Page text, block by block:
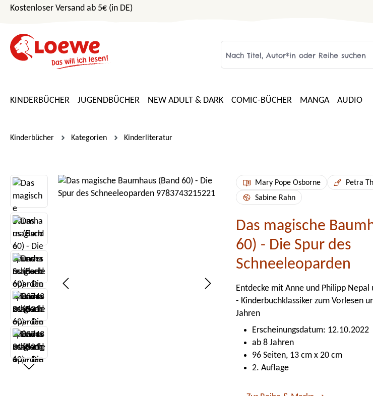
Hauptinhalt springen
Zur Suche springen
Zur Hauptnavigation springen
Kostenloser Versand ab 5€ (in DE)
KINDERBÜCHER JUGENDBÜCHER NEW ADULT & DARK COMIC-BÜCHER MANGA AUDIO
Kinderbücher Kategorien Kinderliteratur
Bildergalerie überspringen Mary Pope Osborne
Petra
Sabine Rahn
Das magische
60) - Die Spur des
Schneeleoparden
Entdecke mit Anne und Philipp Nepal
- Kinderbuchklassiker zum Vorlesen
Jahren
Erscheinungsdatum: 12.10.2022
ab 8 Jahren
96 Seiten, 13 cm x 20 cm
2. Auflage